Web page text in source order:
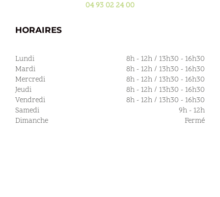
04 93 02 24 00
HORAIRES
Lundi
8h - 12h / 13h30 - 16h30
Mardi
8h - 12h / 13h30 - 16h30
Mercredi
8h - 12h / 13h30 - 16h30
Jeudi
8h - 12h / 13h30 - 16h30
Vendredi
8h - 12h / 13h30 - 16h30
Samedi
9h - 12h
Dimanche
Fermé